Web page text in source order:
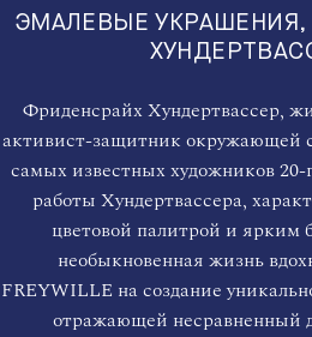
ЭМАЛЕВЫЕ
Фриденсрайх Хундертвассер,
активист-защитник окружающей
самых известных художников
работы Хундертвассера,
цветовой палитрой и ярким
необыкновенная жизнь
FREYWILLE на создание
отражающей несравненный